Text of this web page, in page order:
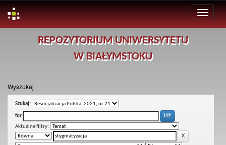
REPOZYTORIUM UNIWERSYTETU
W BIAŁYMSTOKU
Wyszukaj
Szukaj:
for
Aktualne filtry: